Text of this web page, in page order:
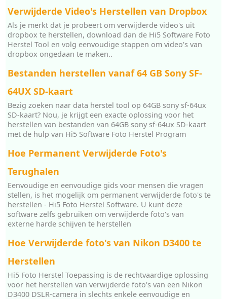
Verwijderde Video's Herstellen van Dropbox
Als je merkt dat je probeert om verwijderde video's uit
dropbox te herstellen, download dan de Hi5 Software Foto
Herstel Tool en volg eenvoudige stappen om video's van
dropbox ongedaan te maken..
Bestanden herstellen vanaf 64 GB Sony SF-
64UX SD-kaart
Bezig zoeken naar data herstel tool op 64GB sony sf-64ux
SD-kaart? Nou, je krijgt een exacte oplossing voor het
herstellen van bestanden van 64GB sony sf-64ux SD-kaart
met de hulp van Hi5 Software Foto Herstel Program
Hoe Permanent Verwijderde Foto's
Terughalen
Eenvoudige en eenvoudige gids voor mensen die vragen
stellen, is het mogelijk om permanent verwijderde foto's te
herstellen - Hi5 Foto Herstel Software. U kunt deze
software zelfs gebruiken om verwijderde foto's van
externe harde schijven te herstellen
Hoe Verwijderde foto's van Nikon D3400 te
Herstellen
Hi5 Foto Herstel Toepassing is de rechtvaardige oplossing
voor het herstellen van verwijderde foto's van een Nikon
D3400 DSLR-camera in slechts enkele eenvoudige en